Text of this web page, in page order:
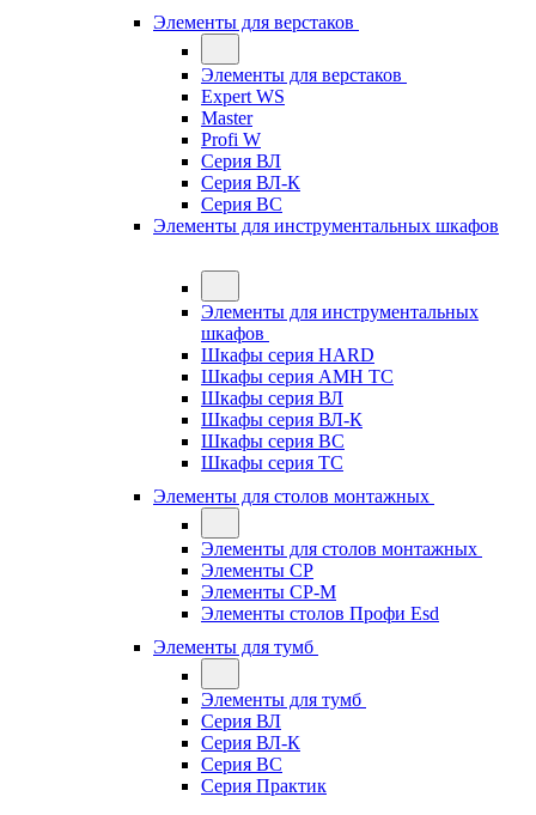
Элементы для верстаков
Элементы для верстаков
Expert WS
Master
Profi W
Серия ВЛ
Серия ВЛ-К
Серия ВС
Элементы для инструментальных шкафов
Элементы для инструментальных
шкафов
Шкафы серия HARD
Шкафы серия АМН ТС
Шкафы серия ВЛ
Шкафы серия ВЛ-К
Шкафы серия ВС
Шкафы серия ТС
Элементы для столов монтажных
Элементы для столов монтажных
Элементы СР
Элементы СР-М
Элементы столов Профи Esd
Элементы для тумб
Элементы для тумб
Серия ВЛ
Серия ВЛ-К
Серия ВС
Серия Практик